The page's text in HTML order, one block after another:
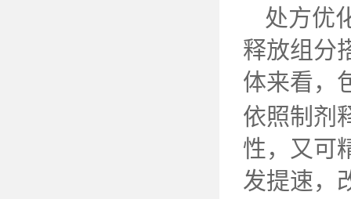
处方优
释放组分
体来看，
依照制剂
性，又可
发提速，